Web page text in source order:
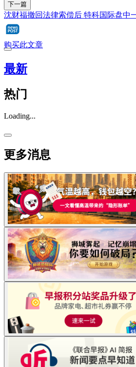
下一篇
沈财福撤回法律索偿后 特科国际盘中
购买此文章
最新
热门
Loading...
更多消息